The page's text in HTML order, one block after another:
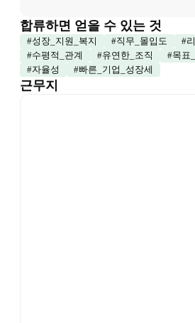
합류하면 얻을 수 있는 것
#성장_지원_복지 #직무_몰입도 #
#수평적_관계 #유연한_조직 #목표
#자율성 #빠른_기업_성장세
근무지